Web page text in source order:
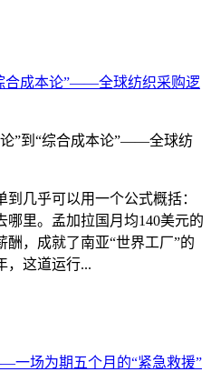
合成本论”——全球纺织采购逻
几乎可以用一个公式概括：
哪里。孟加拉国月均140美元的
酬，成就了南亚“世界工厂”的
，这道运行...
一场为期五个月的“紧急救援”